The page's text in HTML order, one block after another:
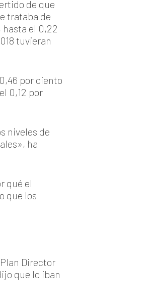
de que
trataba de
hasta el 0,22
tuvieran
por ciento
0,12 por
niveles de
ha
qué el
que los
Director
que lo iban